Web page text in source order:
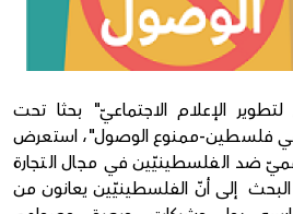
لتطوير الإعلام الاجتماعيّ" بحثا تحت
في فلسطين-ممنوع الوصول"، استعرض
ضد الفلسطينيّين في مجال التجارة
البحث إلى أنّ الفلسطينيّين يعانون من